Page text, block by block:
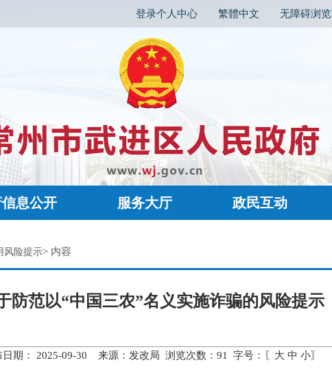
登录个人中心 繁體中文 无障碍浏览
息公开 服务大厅 政民互动
风险提示> 内容
防范以“中国三农”名义实施诈骗的风险提示
日期： 2025-09-30 来源：发改局 浏览次数： 91 字号：〖 大 中 小〗